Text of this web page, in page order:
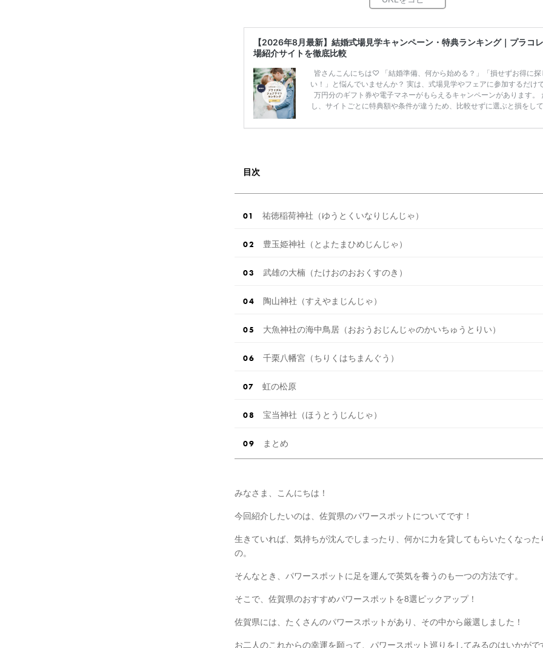
【2026年8月最新】結婚式場見学キャンペーン・特典ランキング｜プラコ
場紹介サイトを徹底比較
皆さんこんにちは♡ 「結婚準備、何から始める？」「損せずお得に探
い！」と悩んでいませんか？ 実は、式場見学やフェアに参加するだけ
万円分のギフト券や電子マネーがもらえるキャンペーンがあります。
し、サイトごとに特典額や条件が違うため、比較せずに選ぶと損をし
ンペーン特典ランキングを公開！ 比較サイト：プラコレ、ゼクシィ、
目次
祐徳稲荷神社（ゆうとくいなりじんじゃ）
豊玉姫神社（とよたまひめじんじゃ）
武雄の大楠（たけおのおおくすのき）
陶山神社（すえやまじんじゃ）
大魚神社の海中鳥居（おおうおじんじゃのかいちゅうとりい）
千栗八幡宮（ちりくはちまんぐう）
虹の松原
宝当神社（ほうとうじんじゃ）
まとめ
みなさま、こんにちは！
今回紹介したいのは、佐賀県のパワースポットについてです！
生きていれば、気持ちが沈んでしまったり、何かに力を貸してもらいたくなった
の。
そんなとき、パワースポットに足を運んで英気を養うのも一つの方法です。
そこで、佐賀県のおすすめパワースポットを8選ピックアップ！
佐賀県には、たくさんのパワースポットがあり、その中から厳選しました！
お二人のこれからの幸運を願って、パワースポット巡りをしてみるのはいかが